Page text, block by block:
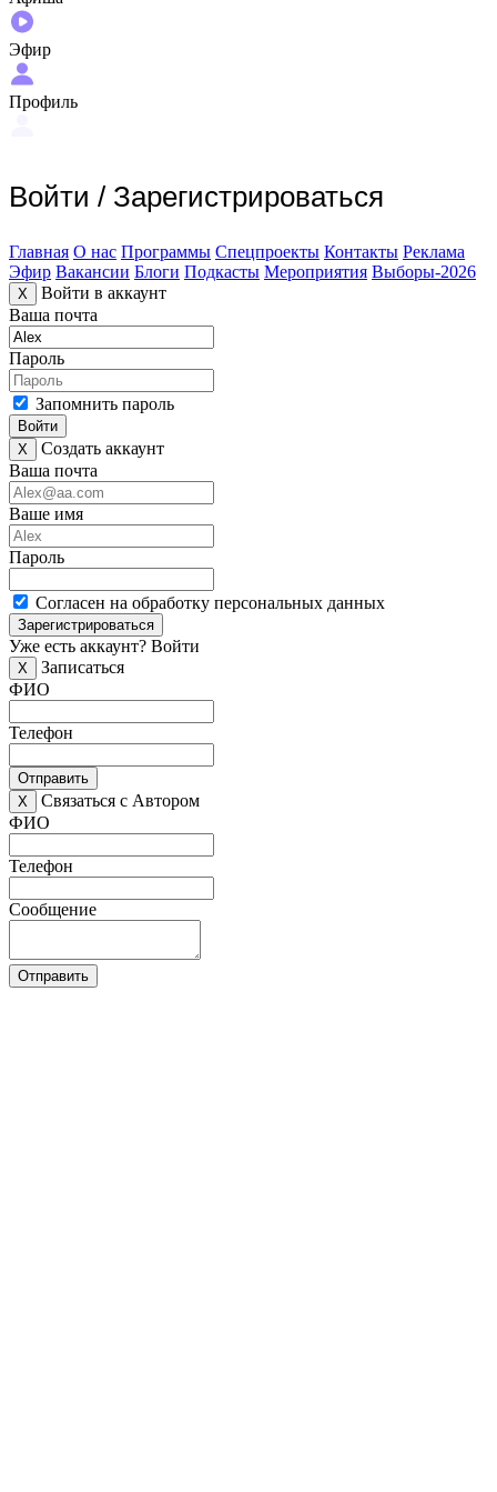
Эфир
Профиль
Войти / Зарегистрироваться
Главная О нас Программы Спецпроекты Контакты Реклама
Эфир Вакансии Блоги Подкасты Мероприятия Выборы-2026
X
Войти в аккаунт
Ваша почта
Пароль
Запомнить пароль
Войти
X
Создать аккаунт
Ваша почта
Ваше имя
Пароль
Согласен на обработку персональных данных
Зарегистрироваться
Уже есть аккаунт? Войти
X
Записаться
ФИО
Телефон
Отправить
X
Связаться с Автором
ФИО
Телефон
Сообщение
Отправить